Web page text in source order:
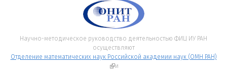
Научно-методическое руководство деятельностью ФИЦ ИУ РАН
осуществляют
Отделение математических наук Российской академии наук (ОМН РАН)
(внешняя ссылка)
и